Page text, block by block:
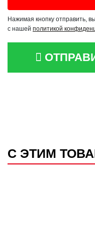
Нажимая кнопку отправить,
с нашей политикой
С ЭТИМ